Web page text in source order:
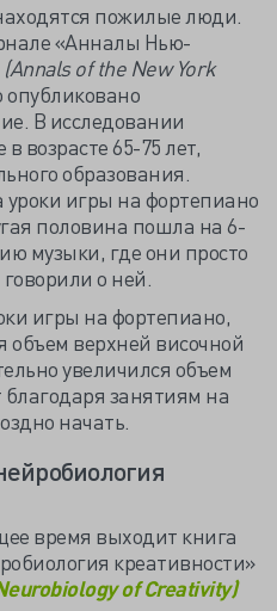
пожилые люди.
«Анналы Нью-
(Annals of the New York
В исследовании
возрасте 65-75 лет,
образования.
игры на фортепиано
половина пошла на 6-
музыки, где они просто
о ней.
игры на фортепиано,
объем верхней височной
увеличился объем
благодаря занятиям на
начать.
время выходит книга
креативности»
of Creativity)